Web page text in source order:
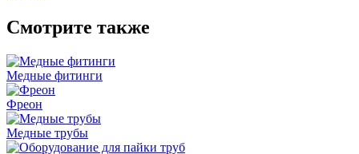
Смотрите также
Медные фитинги
Фреон
Медные трубы